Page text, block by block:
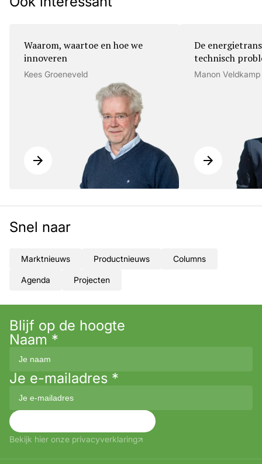
Waarom, waartoe en hoe we
innoveren
Kees Groeneveld
De
technisch
Manon Veldkamp
Snel naar
Marktnieuws Productnieuws Columns
Agenda Projecten
Blijf op de hoogte
Naam *
Je e-mailadres *
Bekijk hier onze privacyverklaring